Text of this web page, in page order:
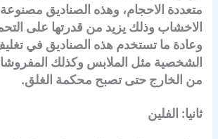
متعددة الاحجام، وهذه الصناديق
الاخشاب وذلك يزيد من قدرتها على
وعادة ما تستخدم هذه الصناديق في
الشخصية مثل الملابس وكذلك
من الخارج حتى تصبح محكمة الغلق.
ثانيا: الفلين